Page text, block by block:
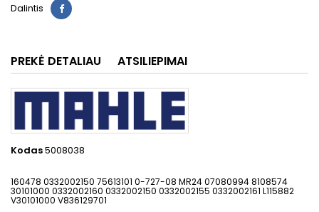
Dalintis
PREKĖ DETALIAU ATSILIEPIMAI
Kodas5008038
160478 0332002150 75613101 0-727-08 MR24 07080994 8108574
30101000 0332002160 0332002150 0332002155 0332002161 L115882
V30101000 V836129701